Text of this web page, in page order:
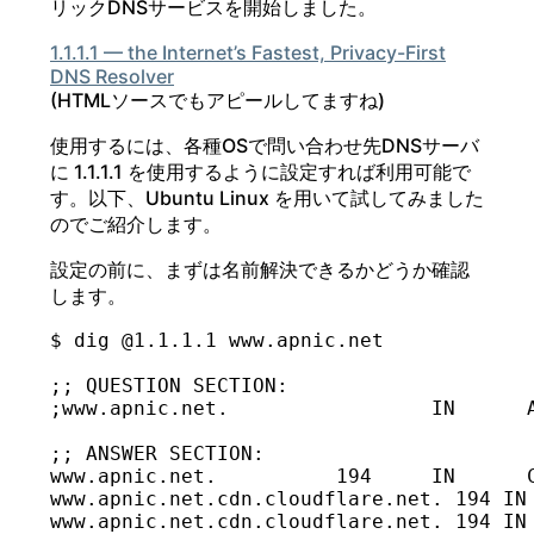
リックDNSサービスを開始しました。
1.1.1.1 — the Internet’s Fastest, Privacy-First
DNS Resolver
(HTMLソースでもアピールしてますね)
使用するには、各種OSで問い合わせ先DNSサーバ
に 1.1.1.1 を使用するように設定すれば利用可能で
す。以下、Ubuntu Linux を用いて試してみました
のでご紹介します。
設定の前に、まずは名前解決できるかどうか確認
します。
$ dig @1.1.1.1 www.apnic.net
;; QUESTION SECTION:
;www.apnic.net.			IN	A
;; ANSWER SECTION:
www.apnic.net.		194	IN	CNAME	www.apnic.net.cdn.cloudflare.net.
www.apnic.net.cdn.cloudflare.net. 194 IN A
www.apnic.net.cdn.cloudflare.net. 194 IN A